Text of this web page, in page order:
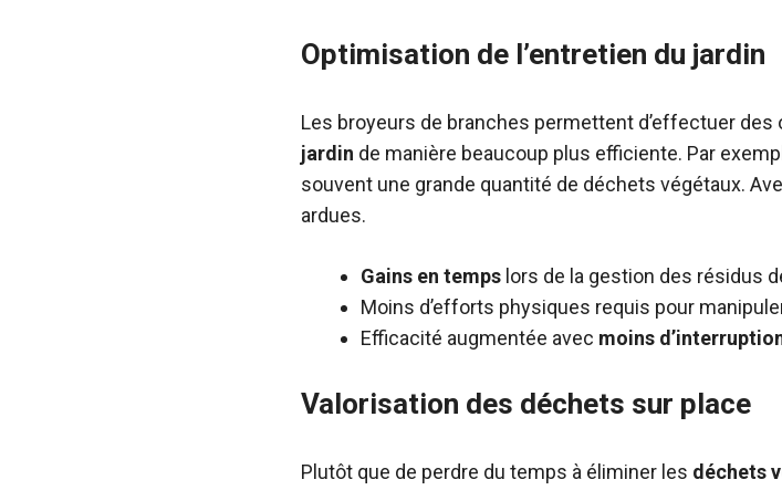
Optimisation de l’entretien du jardin
Les broyeurs de branches permettent d’effectuer des
jardin de manière beaucoup plus efficiente. Par
souvent une grande quantité de déchets végétaux.
ardues.
Gains en temps lors de la gestion des résidus
Moins d’efforts physiques requis pour
Efficacité augmentée avec moins
Valorisation des déchets sur place
Plutôt que de perdre du temps à éliminer les déchets